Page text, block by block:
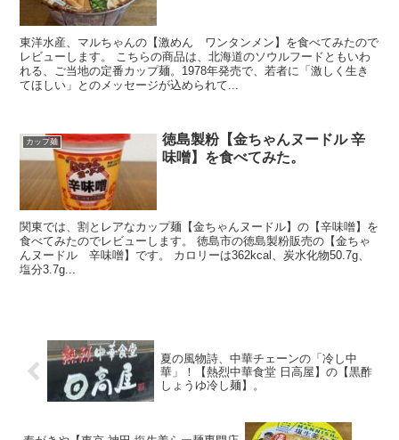
東洋水産、マルちゃんの【激めん ワンタンメン】を食べてみたので
レビューします。 こちらの商品は、北海道のソウルフードともいわ
れる、ご当地の定番カップ麺。1978年発売で、若者に「激しく生き
てほしい」とのメッセージが込められて...
カップ麺
徳島製粉【金ちゃんヌードル 辛
味噌】を食べてみた。
関東では、割とレアなカップ麺【金ちゃんヌードル】の【辛味噌】を
食べてみたのでレビューします。 徳島市の徳島製粉販売の【金ちゃ
んヌードル 辛味噌】です。 カロリーは362kcal、炭水化物50.7g、
塩分3.7g...
夏の風物詩、中華チェーンの「冷し中
華」！【熱烈中華食堂 日高屋】の【黒酢
しょうゆ冷し麺】。